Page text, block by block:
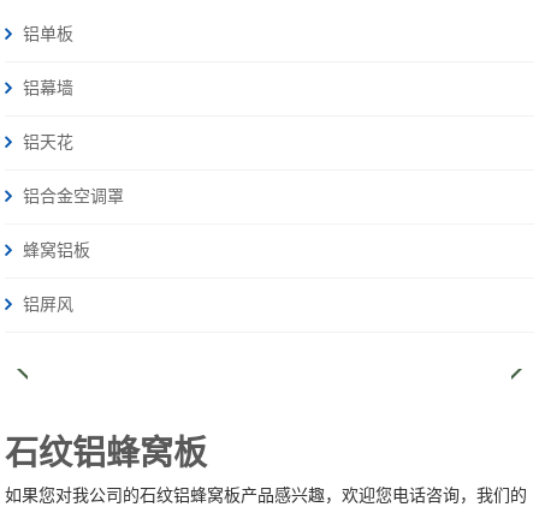
铝单板
铝幕墙
铝天花
铝合金空调罩
蜂窝铝板
铝屏风
石纹铝蜂窝板
如果您对我公司的石纹铝蜂窝板产品感兴趣，欢迎您电话咨询，我们的